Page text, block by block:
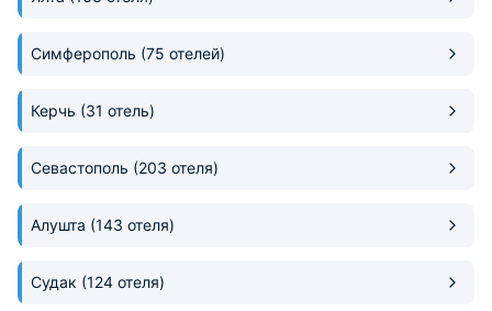
Симферополь (75 отелей)
Керчь (31 отель)
Севастополь (203 отеля)
Алушта (143 отеля)
Судак (124 отеля)